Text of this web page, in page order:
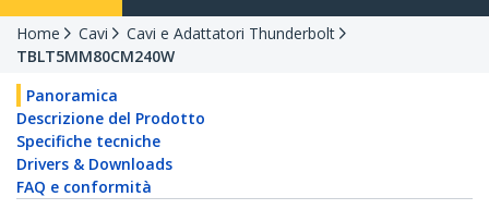
Home Cavi
Cavi e Adattatori Thunderbolt
TBLT5MM80CM240W
Panoramica
Descrizione del Prodotto
Specifiche tecniche
Drivers & Downloads
FAQ e conformità